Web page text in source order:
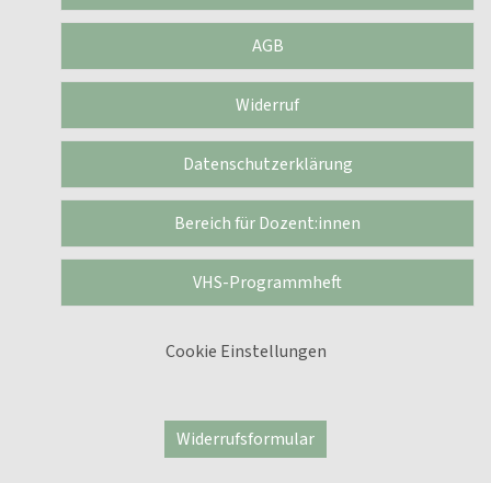
AGB
Widerruf
Datenschutzerklärung
Bereich für Dozent:innen
VHS-Programmheft
Cookie Einstellungen
Widerrufsformular